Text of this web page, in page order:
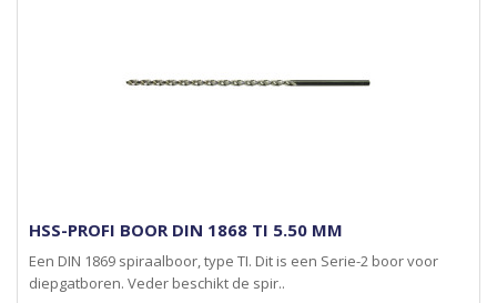
HSS-PROFI BOOR DIN 1868 TI 5.50 MM
Een DIN 1869 spiraalboor, type TI. Dit is een Serie-2 boor voor
diepgatboren. Veder beschikt de spir..